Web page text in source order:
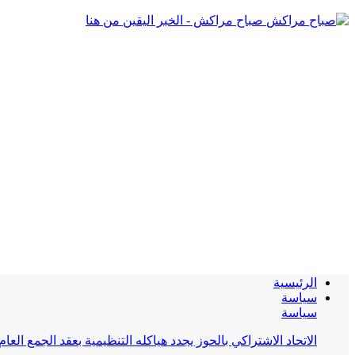
صباح مراكش - الخبر اليقين من هنا
الرئيسية
سياسة
سياسة
الاتحاد الاشتراكي بالحوز يجدد هياكله التنظيمية بعقد الجمع